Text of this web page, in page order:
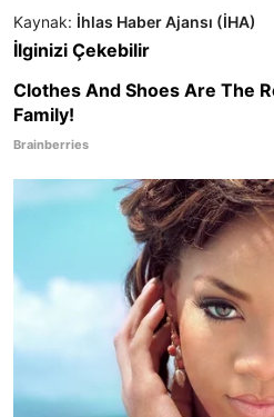
Kaynak: İhlas Haber Ajansı (İHA)